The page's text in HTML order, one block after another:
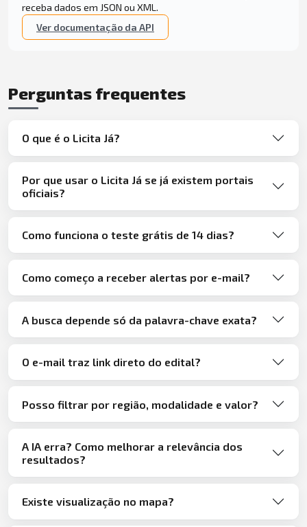
receba dados em JSON ou XML.
Ver documentação da API
Perguntas frequentes
O que é o Licita Já?
Por que usar o Licita Já se já existem portais
oficiais?
Como funciona o teste grátis de 14 dias?
Como começo a receber alertas por e-mail?
A busca depende só da palavra-chave exata?
O e-mail traz link direto do edital?
Posso filtrar por região, modalidade e valor?
A IA erra? Como melhorar a relevância dos
resultados?
Existe visualização no mapa?